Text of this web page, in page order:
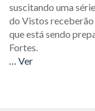
suscitando uma
do Vistos
que está sendo
Fortes.
… Ver